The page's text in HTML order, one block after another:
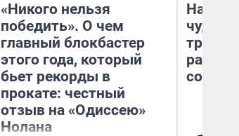
«Никого нельзя
победить». О чем
главный блокбастер
этого года, который
бьет рекорды в
прокате: честный
отзыв на «Одиссею»
Нолана
чудом